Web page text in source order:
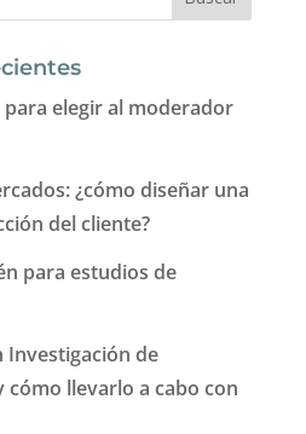
para elegir al moderador
¿cómo diseñar una
del cliente?
para estudios de
Investigación de
cómo llevarlo a cabo con